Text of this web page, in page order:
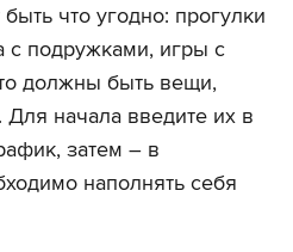
что угодно: прогулки
с подружками, игры с
должны быть вещи,
начала введите их в
затем – в
наполнять себя